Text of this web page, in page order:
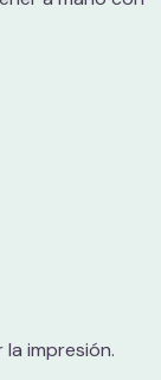
impresión.